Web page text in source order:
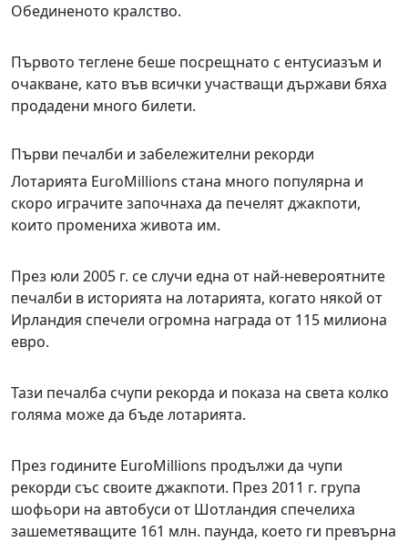
Обединеното кралство.
Първото теглене беше посрещнато с ентусиазъм и
очакване, като във всички участващи държави бяха
продадени много билети.
Първи печалби и забележителни рекорди
Лотарията EuroMillions стана много популярна и
скоро играчите започнаха да печелят джакпоти,
които промениха живота им.
През юли 2005 г. се случи една от най-невероятните
печалби в историята на лотарията, когато някой от
Ирландия спечели огромна награда от 115 милиона
евро.
Тази печалба счупи рекорда и показа на света колко
голяма може да бъде лотарията.
През годините EuroMillions продължи да чупи
рекорди със своите джакпоти. През 2011 г. група
шофьори на автобуси от Шотландия спечелиха
зашеметяващите 161 млн. паунда, което ги превърна